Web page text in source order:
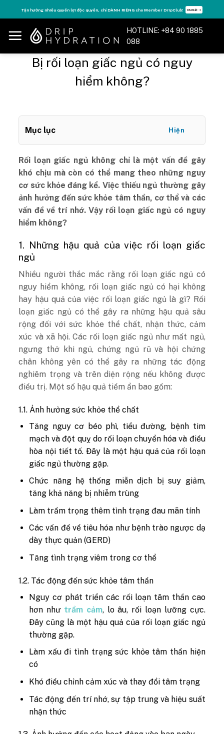
to
content
Tận hưởng nhiều quyền lợi độc quyền, chỉ DÀNH RIÊNG cho Member DripClub! Chi tiết ➝
HOTLINE: +84 90 1885
088
Bị rối loạn giấc ngủ có nguy
hiểm không?
Mục lục Hiện
Rối loạn giấc ngủ không chỉ là một vấn đề gây
khó chịu mà còn có thể mang theo những nguy
cơ sức khỏe đáng kể. Việc thiếu ngủ thường gây
ảnh hưởng đến sức khỏe tâm thần, cơ thể và các
vấn đề về trí nhớ. Vậy rối loạn giấc ngủ có nguy
hiểm không?
1. Những hậu quả của việc rối loạn giấc
ngủ
Nhiều người thắc mắc rằng rối loạn giấc ngủ có
nguy hiểm không, rối loạn giấc ngủ có hại không
hay hậu quả của việc rối loạn giấc ngủ là gì? Rối
loạn giấc ngủ có thể gây ra những hậu quả sâu
rộng đối với sức khỏe thể chất, nhận thức, cảm
xúc và xã hội. Các rối loạn giấc ngủ như mất ngủ,
ngưng thở khi ngủ, chứng ngủ rũ và hội chứng
chân không yên có thể gây ra những tác động
nghiêm trọng và trên diện rộng nếu không được
điều trị. Một số hậu quả tiềm ẩn bao gồm:
1.1. Ảnh hưởng sức khỏe thể chất
Tăng nguy cơ béo phì, tiểu đường, bệnh tim
mạch và đột quỵ do rối loạn chuyển hóa và điều
hòa nội tiết tố. Đây là một hậu quả của rối loạn
giấc ngủ thường gặp.
Chức năng hệ thống miễn dịch bị suy giảm,
tăng khả năng bị nhiễm trùng
Làm trầm trọng thêm tình trạng đau mãn tính
Các vấn đề về tiêu hóa như bệnh trào ngược dạ
dày thực quản (GERD)
Tăng tình trạng viêm trong cơ thể
1.2. Tác động đến sức khỏe tâm thần
Nguy cơ phát triển các rối loạn tâm thần cao
hơn như trầm cảm, lo âu, rối loạn lưỡng cực.
Đây cũng là một hậu quả của rối loạn giấc ngủ
thường gặp.
Làm xấu đi tình trạng sức khỏe tâm thần hiện
có
Khó điều chỉnh cảm xúc và thay đổi tâm trạng
Tác động đến trí nhớ, sự tập trung và hiệu suất
nhận thức